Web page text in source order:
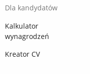
Dla kandydatów
Kalkulator
wynagrodzeń
Kreator CV